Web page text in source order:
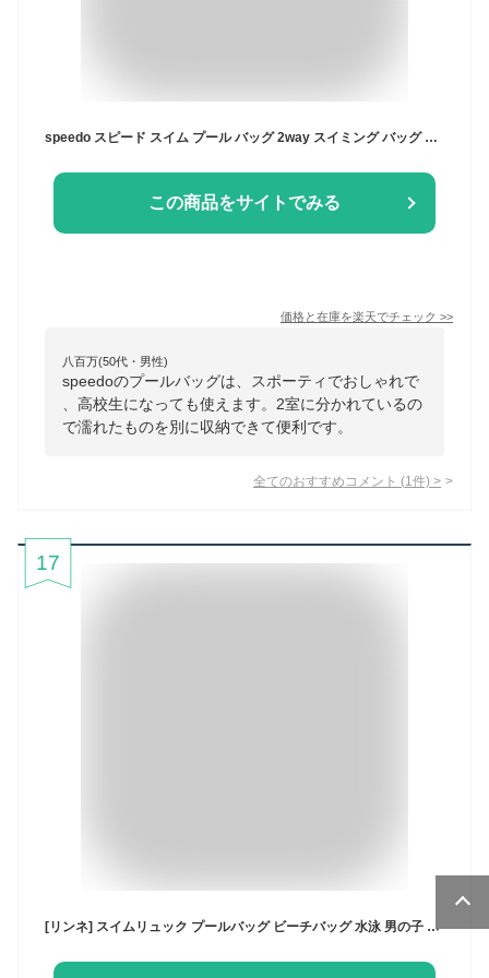
speedo スピード スイム プール バッグ 2way スイミング バッグ ワンショルダー 斜めがけ リュック 2室 靴入れ キッズ ジュニア 小学生 中学生 高校生 女の子 男の子 レディース メンズ 部活 クラブ活動 試合 ジム スポーツSD95B04 ジュニア スイムバッグ
この商品をサイトでみる
価格と在庫を楽天でチェック >>
八百万(50代・男性)
speedoのプールバッグは、スポーティでおしゃれで
、高校生になっても使えます。2室に分かれているの
で濡れたものを別に収納できて便利です。
全てのおすすめコメント (1 件) >
17
[リンネ] スイムリュック プールバッグ ビーチバッグ 水泳 男の子 女の子 ネイビー×ブラック